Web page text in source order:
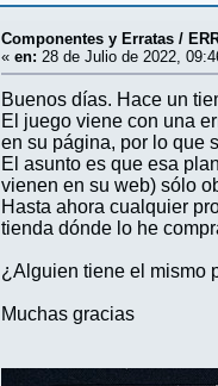
Componentes y Erratas /
«en: 28 de Julio de 2022,
Buenos días. Hace un
El juego viene con una
en su página, por lo que
El asunto es que esa
vienen en su web) sólo
Hasta ahora cualquier
tienda dónde lo he
¿Alguien tiene el mismo
Muchas gracias